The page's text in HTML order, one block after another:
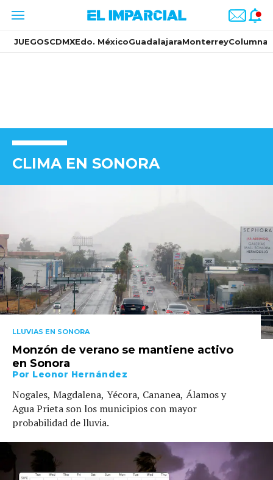
JUEGOSCDMXEdo. MéxicoGuadalajaraMonterreyColumnas
CLIMA EN SONORA
LLUVIAS EN SONORA
Monzón de verano se mantiene activo
en Sonora
Por Leonor Hernández
Nogales, Magdalena, Yécora, Cananea, Álamos y
Agua Prieta son los municipios con mayor
probabilidad de lluvia.